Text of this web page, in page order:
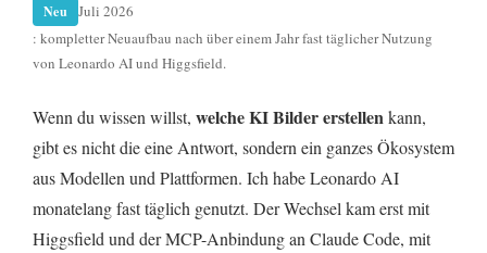
Spezialfälle
Häufige Fragen
Sind Leonardo AI und Higgsfield eigene KI-Modelle
oder nur Schnittstellen?
Welche KI kann kostenlos Bilder erstellen?
Was ist der Unterschied zwischen Leonardo AI und
Higgsfield?
Neu Juli 2026
: kompletter Neuaufbau nach über einem Jahr fast täglicher Nutzung
von Leonardo AI und Higgsfield.
Wenn du wissen willst, welche KI Bilder erstellenkann,
gibt es nicht die eine Antwort, sondern ein ganzes Ökosystem
aus Modellen und Plattformen. Ich habe Leonardo AI
monatelang fast täglich genutzt. Der Wechsel kam erst mit
Higgsfield und der MCP-Anbindung an Claude Code, mit